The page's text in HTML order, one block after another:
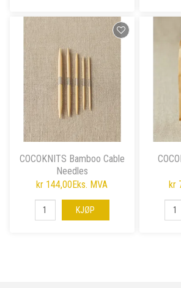
COCOKNITS Bamboo Cable
Needles
kr 144,00Eks. MVA
KJØP
kr